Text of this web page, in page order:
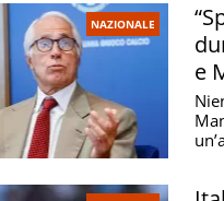
NAZIONALE
e